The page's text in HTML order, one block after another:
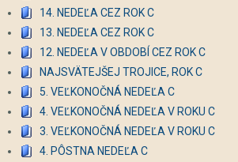
14. NEDEĽA CEZ ROK C
13. NEDEĽA CEZ ROK C
12. NEDEĽA V OBDOBÍ CEZ ROK C
NAJSVÄTEJŠEJ TROJICE, ROK C
5. VEĽKONOČNÁ NEDEĽA C
4. VEĽKONOČNÁ NEDEĽA V ROKU C
3. VEĽKONOČNÁ NEDEĽA V ROKU C
4. PÔSTNA NEDEĽA C